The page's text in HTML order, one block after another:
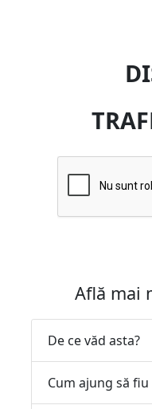
Află mai
De ce văd asta?
Cum ajung să